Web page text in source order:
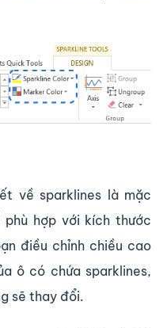
về sparklines là mặc
hợp với kích thước
điều chỉnh chiều cao
ô có chứa sparklines,
sẽ thay đổi.